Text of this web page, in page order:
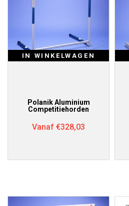
IN WINKELWAGEN
Polanik Aluminium
Competitiehorden
Vanaf €328,03